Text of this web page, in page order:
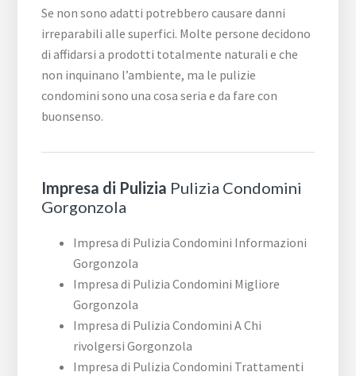
Se non sono adatti potrebbero causare danni
irreparabili alle superfici. Molte persone decidono
di affidarsi a prodotti totalmente naturali e che
non inquinano l’ambiente, ma le pulizie
condomini sono una cosa seria e da fare con
buonsenso.
Impresa di Pulizia Pulizia Condomini
Gorgonzola
Impresa di Pulizia Condomini Informazioni
Gorgonzola
Impresa di Pulizia Condomini Migliore
Gorgonzola
Impresa di Pulizia Condomini A Chi
rivolgersi Gorgonzola
Impresa di Pulizia Condomini Trattamenti